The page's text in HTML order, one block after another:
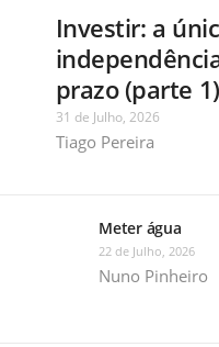
Investir: a
prazo (parte 1)
31 de Julho, 2026
Tiago Pereira
Meter água
22 de Julho, 2026
Nuno Pinheiro